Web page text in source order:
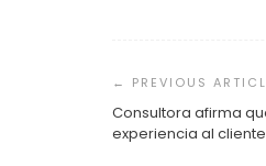
de
entradas
Consultora afirma
experiencia al cliente